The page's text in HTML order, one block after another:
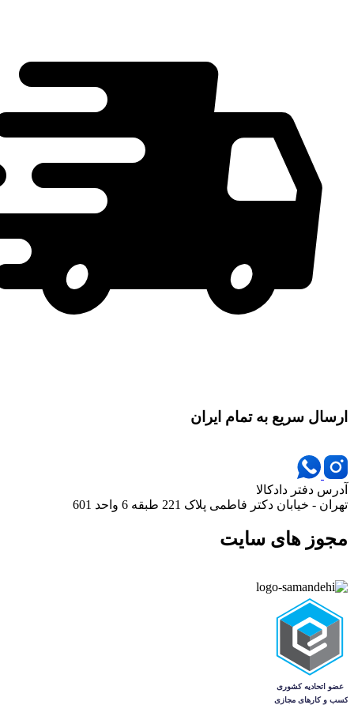
ارسال سریع به تمام ایران
آدرس دفتر دادکالا
تهران - خیابان دکتر فاطمی پلاک 221 طبقه 6 واحد 601
مجوز های سایت